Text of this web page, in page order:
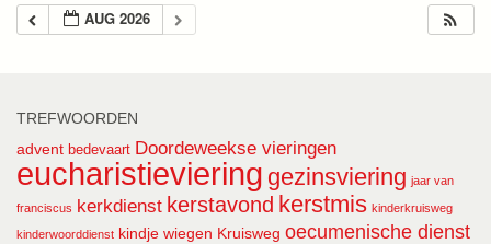
AUG 2026
TREFWOORDEN
advent bedevaart Doordeweekse vieringen
eucharistieviering gezinsviering jaar van
franciscus kerkdienst kerstavond kerstmis kinderkruisweg
kinderwoorddienst kindje wiegen Kruisweg oecumenische dienst